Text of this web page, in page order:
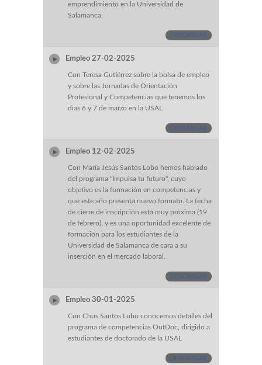
emprendimiento en la Universidad de
Salamanca.
DESCARGAR
Empleo 27-02-2025
Con Teresa Gutiérrez sobre la bolsa de empleo
y sobre las Jornadas de Orientación
Profesional y Competencias que tenemos los
días 6 y 7 de marzo en la USAL
DESCARGAR
Empleo 12-02-2025
Con María Jesús Santos Lobo hemos hablado
del programa "Impulsa tu futuro", cuyo
objetivo es la formación en competencias y
que este año presenta nuevo formato. La fecha
de cierre de inscripción está muy próxima (19
de febrero), y es una oportunidad excelente de
formación para los estudiantes de la
Universidad de Salamanca de cara a su
inserción en el mercado laboral.
DESCARGAR
Empleo 30-01-2025
Con Chus Santos Lobo conocemos detalles del
programa de competencias OutDoc, dirigido a
estudiantes de doctorado de la USAL
DESCARGAR